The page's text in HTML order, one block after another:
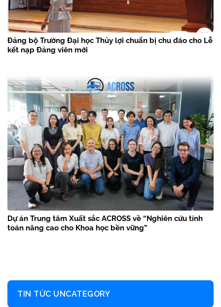
Đảng bộ Trường Đại học Thủy lợi chuẩn bị chu đáo cho Lễ
kết nạp Đảng viên mới
Dự án Trung tâm Xuất sắc ACROSS về “Nghiên cứu tính
toán nâng cao cho Khoa học bền vững”
TIN TỨC UNCATEGORY